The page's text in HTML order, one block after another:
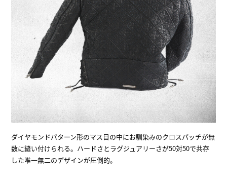
ダイヤモンドパターン形のマス目の中にお馴染みのクロスパッチが無
数に縫い付けられる。ハードさとラグジュアリーさが50対50で共存
した唯一無二のデザインが圧倒的。